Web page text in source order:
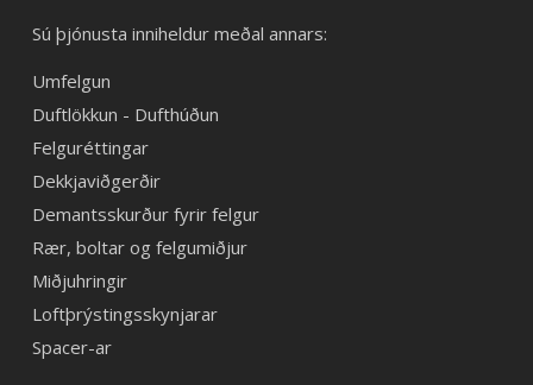
Sú þjónusta inniheldur meðal annars:
Umfelgun
Duftlökkun - Dufthúðun
Felguréttingar
Dekkjaviðgerðir
Demantsskurður fyrir felgur
Rær, boltar og felgumiðjur
Miðjuhringir
Loftþrýstingsskynjarar
Spacer-ar